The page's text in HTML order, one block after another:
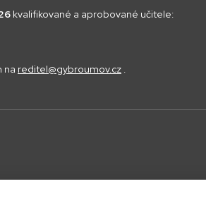
kvalifikované a aprobované učitele:
na reditel@gybroumov.cz .